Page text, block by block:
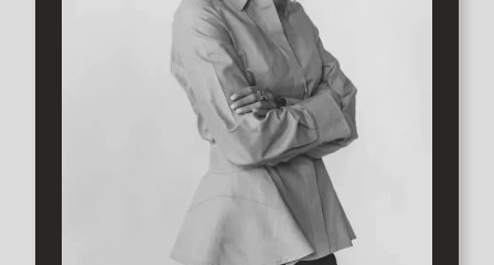
Kjell på 0735-179336 eller Hannah@3etage.se för att boka